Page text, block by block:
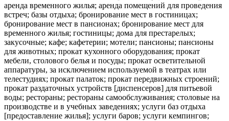
аренда временного жилья; аренда помещений для проведения
встреч; базы отдыха; бронирование мест в гостиницах;
бронирование мест в пансионах; бронирование мест для
временного жилья; гостиницы; дома для престарелых;
закусочные; кафе; кафетерии; мотели; пансионы; пансионы
для животных; прокат кухонного оборудования; прокат
мебели, столового белья и посуды; прокат осветительной
аппаратуры, за исключением используемой в театрах или
телестудиях; прокат палаток; прокат передвижных строений;
прокат раздаточных устройств [диспенсеров] для питьевой
воды; рестораны; рестораны самообслуживания; столовые на
производстве и в учебных заведениях; услуги баз отдыха
[предоставление жилья]; услуги баров; услуги кемпингов;